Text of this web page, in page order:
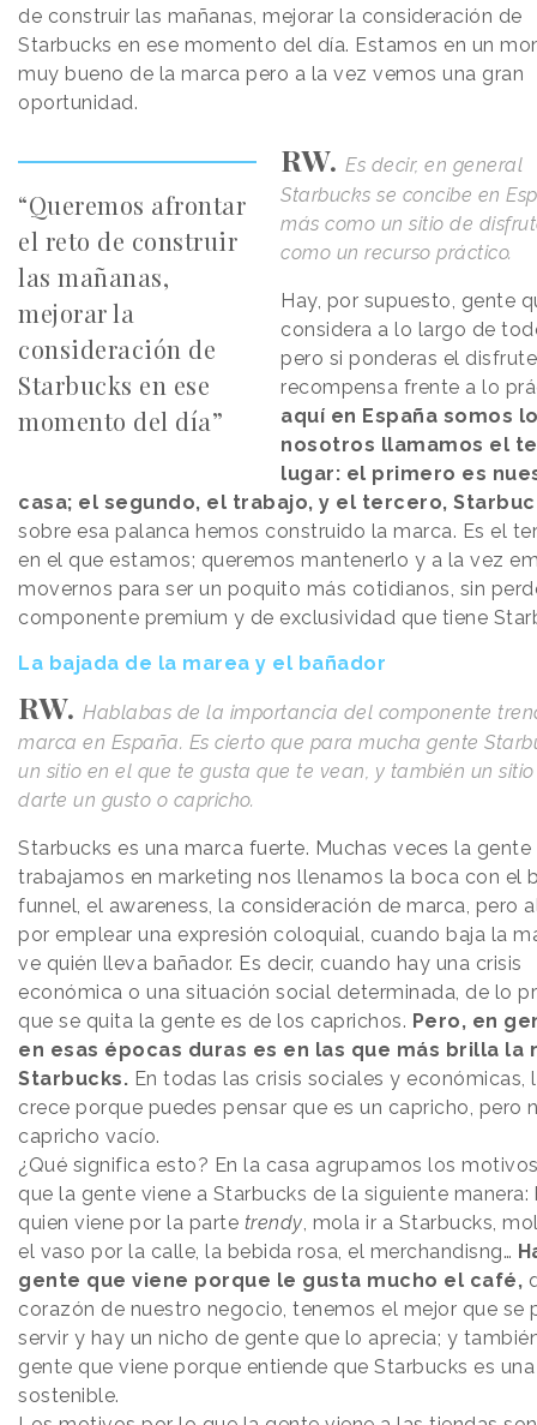
de construir las mañanas, mejorar la consideración de
Starbucks en ese momento del día. Estamos en un
muy bueno de la marca pero a la vez vemos una gran
oportunidad.
“Queremos afrontar
el reto de construir
las mañanas,
mejorar la
consideración de
Starbucks en ese
momento del día”
RW. Es decir, en general
Starbucks se concibe en
más como un sitio de
como un recurso práctico.
Hay, por supuesto, gente
considera a lo largo de
pero si ponderas el
recompensa frente a lo
aquí en España somos
nosotros llamamos el
lugar: el primero es
casa; el segundo, el trabajo, y el tercero,
sobre esa palanca hemos construido la marca. Es el
en el que estamos; queremos mantenerlo y a la vez
movernos para ser un poquito más cotidianos, sin
componente premium y de exclusividad que tiene
La bajada de la marea y el bañador
RW. Hablabas de la importancia del componente
marca en España. Es cierto que para mucha gente
un sitio en el que te gusta que te vean, y también un
darte un gusto o capricho.
Starbucks es una marca fuerte. Muchas veces la gente
trabajamos en marketing nos llenamos la boca con el
funnel, el awareness, la consideración de marca, pero
por emplear una expresión coloquial, cuando baja la
ve quién lleva bañador. Es decir, cuando hay una crisis
económica o una situación social determinada, de lo
que se quita la gente es de los caprichos. Pero, en
en esas épocas duras es en las que más brilla la
Starbucks. En todas las crisis sociales y económicas,
crece porque puedes pensar que es un capricho, pero
capricho vacío.
¿Qué significa esto? En la casa agrupamos los
que la gente viene a Starbucks de la siguiente manera:
quien viene por la parte trendy , mola ir a Starbucks,
el vaso por la calle, la bebida rosa, el merchandisng…
gente que viene porque le gusta mucho el café,
corazón de nuestro negocio, tenemos el mejor que se
servir y hay un nicho de gente que lo aprecia; y
gente que viene porque entiende que Starbucks es
sostenible.